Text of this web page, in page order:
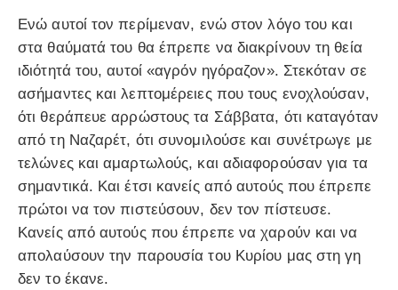
Ενώ αυτοί τον περίμεναν, ενώ στον λόγο του και
στα θαύματά του θα έπρεπε να διακρίνουν τη θεία
ιδιότητά του, αυτοί «αγρόν ηγόραζον». Στεκόταν σε
ασήμαντες και λεπτομέρειες που τους ενοχλούσαν,
ότι θεράπευε αρρώστους τα Σάββατα, ότι καταγόταν
από τη Ναζαρέτ, ότι συνομιλούσε και συνέτρωγε με
τελώνες και αμαρτωλούς, και αδιαφορούσαν για τα
σημαντικά. Και έτσι κανείς από αυτούς που έπρεπε
πρώτοι να τον πιστεύσουν, δεν τον πίστευσε.
Κανείς από αυτούς που έπρεπε να χαρούν και να
απολαύσουν την παρουσία του Κυρίου μας στη γη
δεν το έκανε.